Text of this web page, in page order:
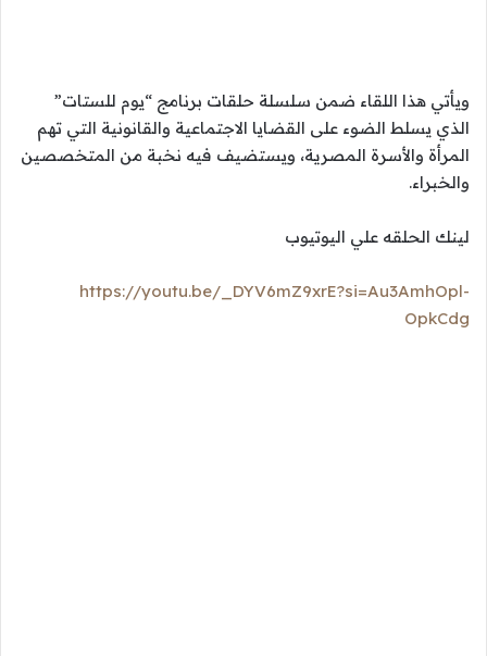
ويأتي هذا اللقاء ضمن سلسلة حلقات برنامج “يوم للستات”
الذي يسلط الضوء على القضايا الاجتماعية والقانونية التي تهم
المرأة والأسرة المصرية، ويستضيف فيه نخبة من المتخصصين
والخبراء.
لينك الحلقه علي اليوتيوب
https://youtu.be/_DYV6mZ9xrE?si=Au3AmhOpl-
OpkCdg